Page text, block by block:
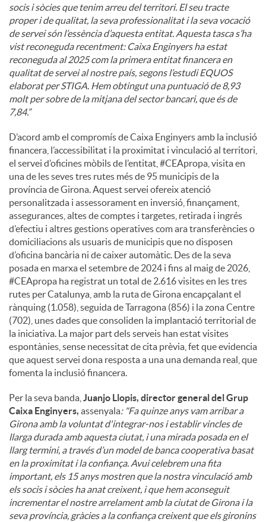
socis i sòcies que tenim arreu del territori. El seu tracte
proper i de qualitat, la seva professionalitat i la seva vocació
de servei són l’essència d’aquesta entitat. Aquesta tasca s’ha
vist reconeguda recentment: Caixa Enginyers ha estat
reconeguda al 2025 com la primera entitat financera en
qualitat de servei al nostre país, segons l’estudi EQUOS
elaborat per STIGA. Hem obtingut una puntuació de 8,93
molt per sobre de la mitjana del sector bancari, que és de
7,84.”
D’acord amb el compromís de Caixa Enginyers amb la inclusió
financera, l’accessibilitat i la proximitat i vinculació al territori,
el servei d’oficines mòbils de l’entitat, #CEApropa, visita en
una de les seves tres rutes més de 95 municipis de la
província de Girona. Aquest servei ofereix atenció
personalitzada i assessorament en inversió, finançament,
assegurances, altes de comptes i targetes, retirada i ingrés
d’efectiu i altres gestions operatives com ara transferències o
domiciliacions als usuaris de municipis que no disposen
d’oficina bancària ni de caixer automàtic. Des de la seva
posada en marxa el setembre de 2024 i fins al maig de 2026,
#CEApropa ha registrat un total de 2.616 visites en les tres
rutes per Catalunya, amb la ruta de Girona encapçalant el
rànquing (1.058), seguida de Tarragona (856) i la zona Centre
(702), unes dades que consoliden la implantació territorial de
la iniciativa. La major part dels serveis han estat visites
espontànies, sense necessitat de cita prèvia, fet que evidencia
que aquest servei dona resposta a una una demanda real, que
fomenta la inclusió financera.
Per la seva banda, Juanjo Llopis, director general del Grup
Caixa Enginyers, assenyala: "Fa quinze anys vam arribar a
Girona amb la voluntat d'integrar-nos i establir vincles de
llarga durada amb aquesta ciutat, i una mirada posada en el
llarg termini, a través d’un model de banca cooperativa basat
en la proximitat i la confiança. Avui celebrem una fita
important, els 15 anys mostren que la nostra vinculació amb
els socis i sòcies ha anat creixent, i que hem aconseguit
incrementar el nostre arrelament amb la ciutat de Girona i la
seva província, gràcies a la confiança creixent que els gironins